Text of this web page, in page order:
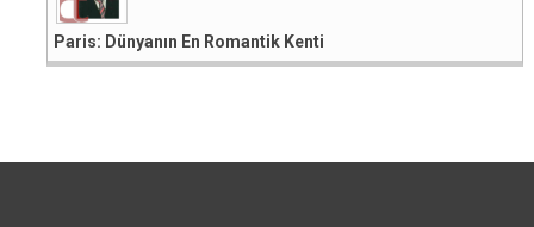
Paris: Dünyanın En Romantik Kenti